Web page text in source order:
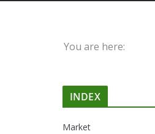
You are here:
INDEX
Market